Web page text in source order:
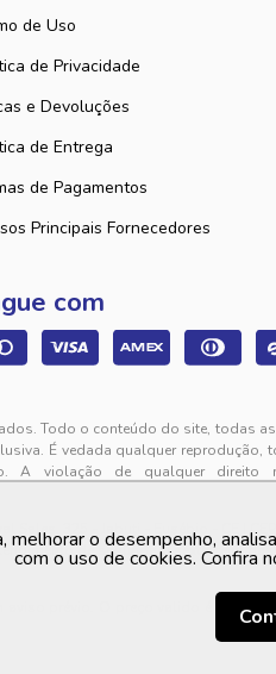
de Uso
de Privacidade
e Devoluções
de Entrega
de Pagamentos
Principais Fornecedores
com
Todo o conteúdo do site, todas
É vedada qualquer reprodução,
A violação de qualquer direito
Sales, 325 - Jabuti - Eusébio - CE |
de segunda a sexta-feira
prévio. O preço valido é sempre
o desempenho,
com o uso de cookies. Confira